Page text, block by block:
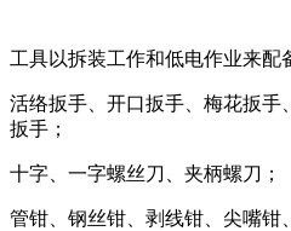
工具以拆装工作和低电作业来配
活络扳手、开口扳手、梅花扳手
扳手；
十字、一字螺丝刀、夹柄螺刀；
管钳、钢丝钳、剥线钳、尖嘴钳